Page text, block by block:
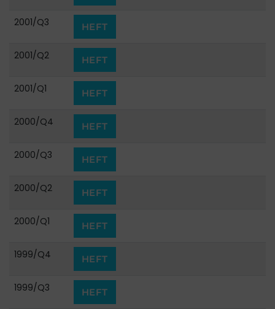
2001/Q3 HEFT
2001/Q2 HEFT
2001/Q1 HEFT
2000/Q4 HEFT
2000/Q3 HEFT
2000/Q2 HEFT
2000/Q1 HEFT
1999/Q4 HEFT
1999/Q3 HEFT